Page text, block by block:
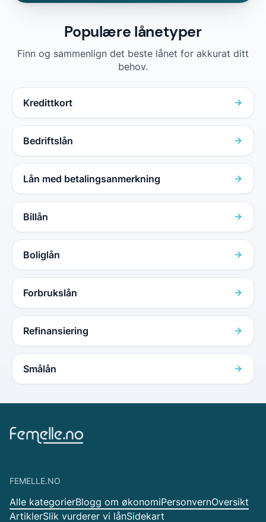
Populære lånetyper
Finn og sammenlign det beste lånet for akkurat ditt
behov.
Kredittkort
Bedriftslån
Lån med betalingsanmerkning
Billån
Boliglån
Forbrukslån
Refinansiering
Smålån
FEMELLE.NO
Alle kategorierBlogg om økonomiPersonvernOversikt
ArtiklerSlik vurderer vi lånSidekart